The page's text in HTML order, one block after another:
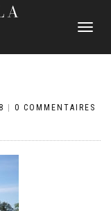
DÉPLIER
0 COMMENTAIRES